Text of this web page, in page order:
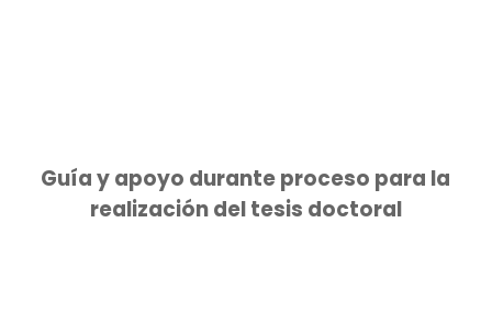
Guía y apoyo durante proceso para la
realización del tesis doctoral